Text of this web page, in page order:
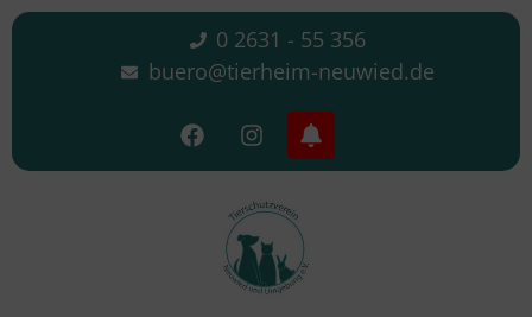
0 2631 - 55 356
buero@tierheim-neuwied.de